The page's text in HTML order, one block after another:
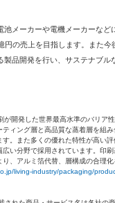
メーカーや電機メーカーなど
円の売上を目指します。また今
製品開発を行い、サステナブル
が開発した世界最高水準のバリア
ティング層と高品質な蒸着層を組
。また多くの優れた特性が高い
い分野で採用されています。印
、アルミ箔代替、層構成の合理化
living-industry/packaging/